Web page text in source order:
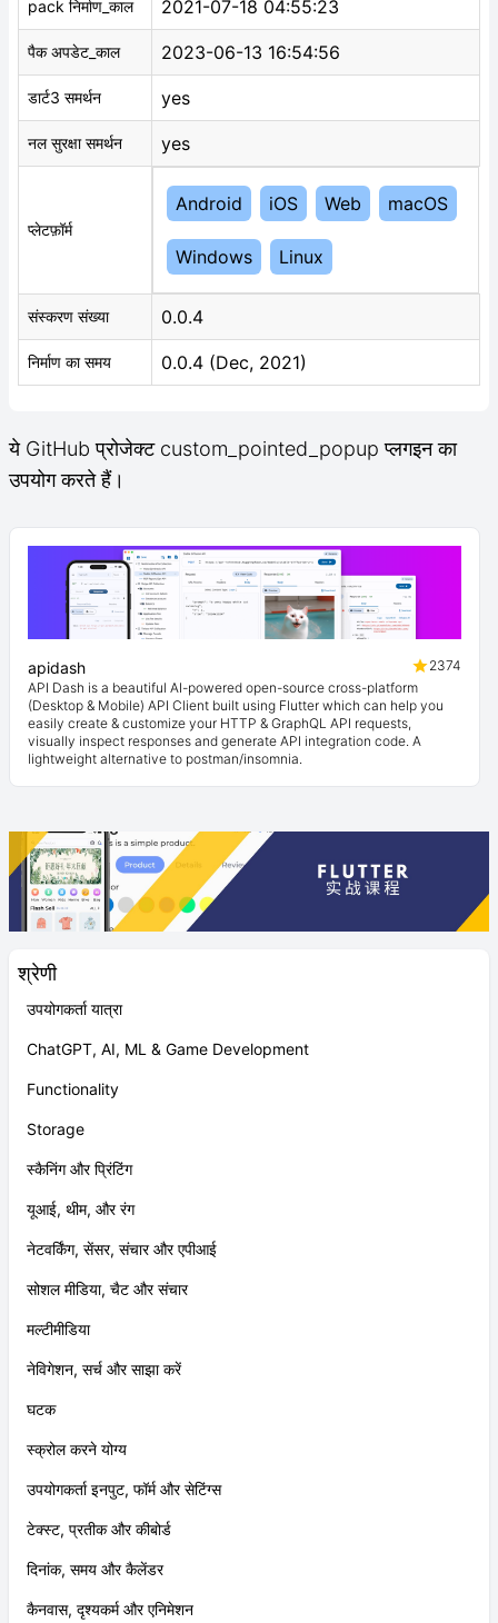
श्रेणी
उपयोगकर्ता यात्रा
ChatGPT, AI, ML & Game Development
Functionality
Storage
स्कैनिंग और प्रिंटिंग
यूआई, थीम, और रंग
नेटवर्किंग, सेंसर, संचार और एपीआई
सोशल मीडिया, चैट और संचार
मल्टीमीडिया
नेविगेशन, सर्च और साझा करें
घटक
स्क्रोल करने योग्य
उपयोगकर्ता इनपुट, फॉर्म और सेटिंग्स
टेक्स्ट, प्रतीक और कीबोर्ड
दिनांक, समय और कैलेंडर
कैनवास, दृश्यकर्म और एनिमेशन
pack निर्माण_काल 2021-07-18 04:55:23
पैक अपडेट_काल 2023-06-13 16:54:56
डार्ट3 समर्थन yes
नल सुरक्षा समर्थन yes
प्लेटफ़ॉर्म
Android iOS Web macOS
Windows Linux
संस्करण संख्या 0.0.4
निर्माण का समय 0.0.4 (Dec, 2021)
ये GitHub प्रोजेक्ट custom_pointed_popup प्लगइन का
उपयोग करते हैं।
apidash
2374
API Dash is a beautiful AI-powered open-source cross-platform
(Desktop & Mobile) API Client built using Flutter which can help you
easily create & customize your HTTP & GraphQL API requests,
visually inspect responses and generate API integration code. A
lightweight alternative to postman/insomnia.